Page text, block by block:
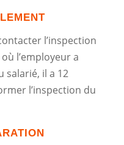
l’inspection
l’employeur a
salarié, il a 12
l’inspection du